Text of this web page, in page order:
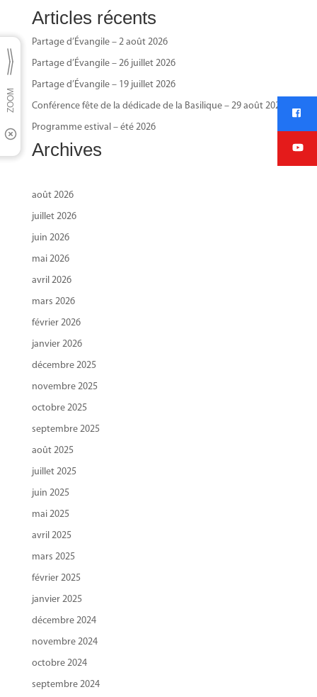
Articles récents
Partage d’Évangile – 2 août 2026
Partage d’Évangile – 26 juillet 2026
Partage d’Évangile – 19 juillet 2026
Conférence fête de la dédicade de la Basilique – 29 août 2026
Programme estival – été 2026
Archives
août 2026
juillet 2026
juin 2026
mai 2026
avril 2026
mars 2026
février 2026
janvier 2026
décembre 2025
novembre 2025
octobre 2025
septembre 2025
août 2025
juillet 2025
juin 2025
mai 2025
avril 2025
mars 2025
février 2025
janvier 2025
décembre 2024
novembre 2024
octobre 2024
septembre 2024